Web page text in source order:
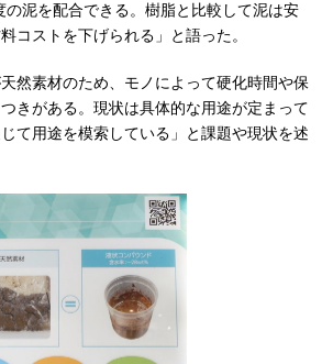
泥を配合できる。樹脂と比較して泥は安
コストを下げられる」と語った。
然素材のため、モノによって硬化時間や保
きがある。現状は具体的な用途が定まって
て用途を模索している」と課題や現状を述